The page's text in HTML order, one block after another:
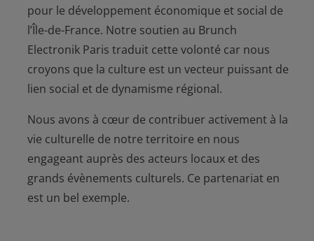
pour le développement économique et social de
l’Île-de-France. Notre soutien au Brunch
Electronik Paris traduit cette volonté car nous
croyons que la culture est un vecteur puissant de
lien social et de dynamisme régional.
Nous avons à cœur de contribuer activement à la
vie culturelle de notre territoire en nous
engageant auprès des acteurs locaux et des
grands évènements culturels. Ce partenariat en
est un bel exemple.